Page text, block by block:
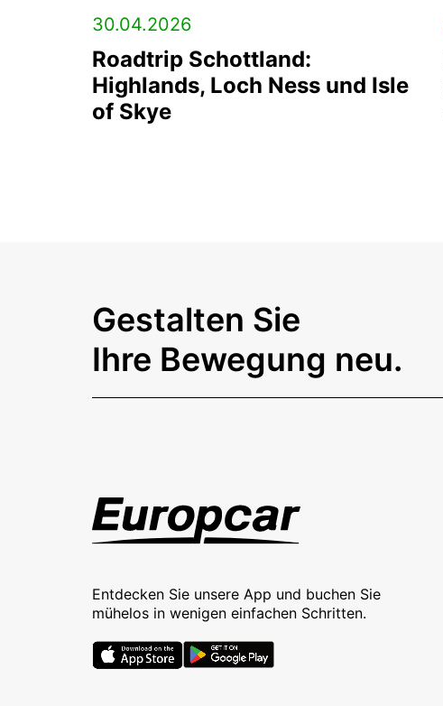
30.04.2026
Roadtrip Schottland:
Highlands, Loch Ness und Isle
of Skye
Gestalten Sie
Ihre Bewegung neu.
Entdecken Sie unsere App und buchen Sie
mühelos in wenigen einfachen Schritten.